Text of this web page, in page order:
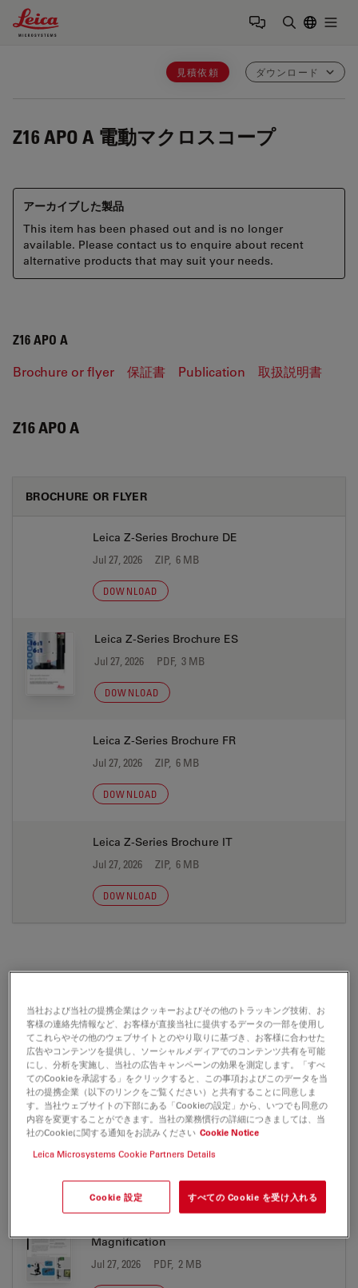
Leica Microsystems Logo
見積依頼 ダウンロード
Z16 APO A 電動マクロスコープ
アーカイブした製品
This item has been phased out and is no longer
available. Please contact us to enquire about recent
alternative products that may suit your needs.
Z16 APO A
Brochure or flyer 保証書 Publication 取扱説明書
Z16 APO A
BROCHURE OR FLYER
Leica Z-Series Brochure DE
Jul 27, 2026 ZIP, 6 MB
DOWNLOAD
Leica Z-Series Brochure ES
Jul 27, 2026 PDF, 3 MB
DOWNLOAD
Leica Z-Series Brochure FR
Jul 27, 2026 ZIP, 6 MB
DOWNLOAD
Leica Z-Series Brochure IT
Jul 27, 2026 ZIP, 6 MB
DOWNLOAD
CE Leica Z16 APO A 04 10 2013
Jul 27, 2026 PDF, 280 KB
DOWNLOAD
PUBLICATION
Magnification
Jul 27, 2026 PDF, 2 MB
当社および当社の提携企業はクッキーおよびその他のトラッキング技術、お
客様の連絡先情報など、お客様が直接当社に提供するデータの一部を使用し
てこれらやその他のウェブサイトとのやり取りに基づき、お客様に合わせた
広告やコンテンツを提供し、ソーシャルメディアでのコンテンツ共有を可能
にし、分析を実施し、当社の広告キャンペーンの効果を測定します。「すべ
てのCookieを承認する」をクリックすると、この事項およびこのデータを当
社の提携企業（以下のリンクをご覧ください）と共有することに同意しま
す。当社ウェブサイトの下部にある「Cookieの設定」から、いつでも同意の
内容を変更することができます。当社の業務慣行の詳細につきましては、当
社のCookieに関する通知をお読みください Cookie Notice
Leica Microsystems Cookie Partners Details
Cookie 設定 すべての Cookie を受け入れる